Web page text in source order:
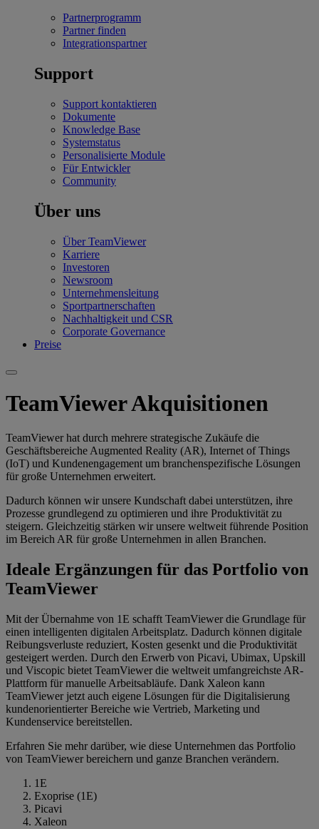
Partnerprogramm
Partner finden
Integrationspartner
Support
Support kontaktieren
Dokumente
Knowledge Base
Systemstatus
Personalisierte Module
Für Entwickler
Community
Über uns
Über TeamViewer
Karriere
Investoren
Newsroom
Unternehmensleitung
Sportpartnerschaften
Nachhaltigkeit und CSR
Corporate Governance
Preise
TeamViewer Akquisitionen
TeamViewer hat durch mehrere strategische Zukäufe die
Geschäftsbereiche Augmented Reality (AR), Internet of Things
(IoT) und Kundenengagement um branchenspezifische Lösungen
für große Unternehmen erweitert.
Dadurch können wir unsere Kundschaft dabei unterstützen, ihre
Prozesse grundlegend zu optimieren und ihre Produktivität zu
steigern. Gleichzeitig stärken wir unsere weltweit führende Position
im Bereich AR für große Unternehmen in allen Branchen.
Ideale Ergänzungen für das Portfolio von
TeamViewer
Mit der Übernahme von 1E schafft TeamViewer die Grundlage für
einen intelligenten digitalen Arbeitsplatz. Dadurch können digitale
Reibungsverluste reduziert, Kosten gesenkt und die Produktivität
gesteigert werden. Durch den Erwerb von Picavi, Ubimax, Upskill
und Viscopic bietet TeamViewer die weltweit umfangreichste AR-
Plattform für manuelle Arbeitsabläufe. Dank Xaleon kann
TeamViewer jetzt auch eigene Lösungen für die Digitalisierung
kundenorientierter Bereiche wie Vertrieb, Marketing und
Kundenservice bereitstellen.
Erfahren Sie mehr darüber, wie diese Unternehmen das Portfolio
von TeamViewer bereichern und ganze Branchen verändern.
1E
Exoprise (1E)
Picavi
Xaleon